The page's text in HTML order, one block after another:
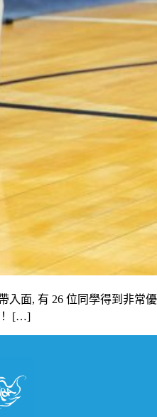
入面, 有 26 位同學得到非常優
！ […]